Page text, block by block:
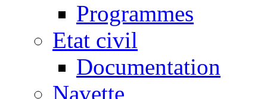
Programmes
Etat civil
Documentation
Navette